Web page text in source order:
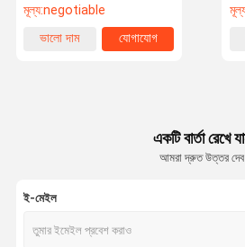
মান নিয়ন্ত্রণ যোগাযোগ করুন
Hydrolyzed কোলাজেন পাউডার
মূল্য:negotiable
ভালো দাম
যোগাযোগ
একটি বার্তা রেখে
আমরা দ্রুত উত্তর দেব
ই-মেইল